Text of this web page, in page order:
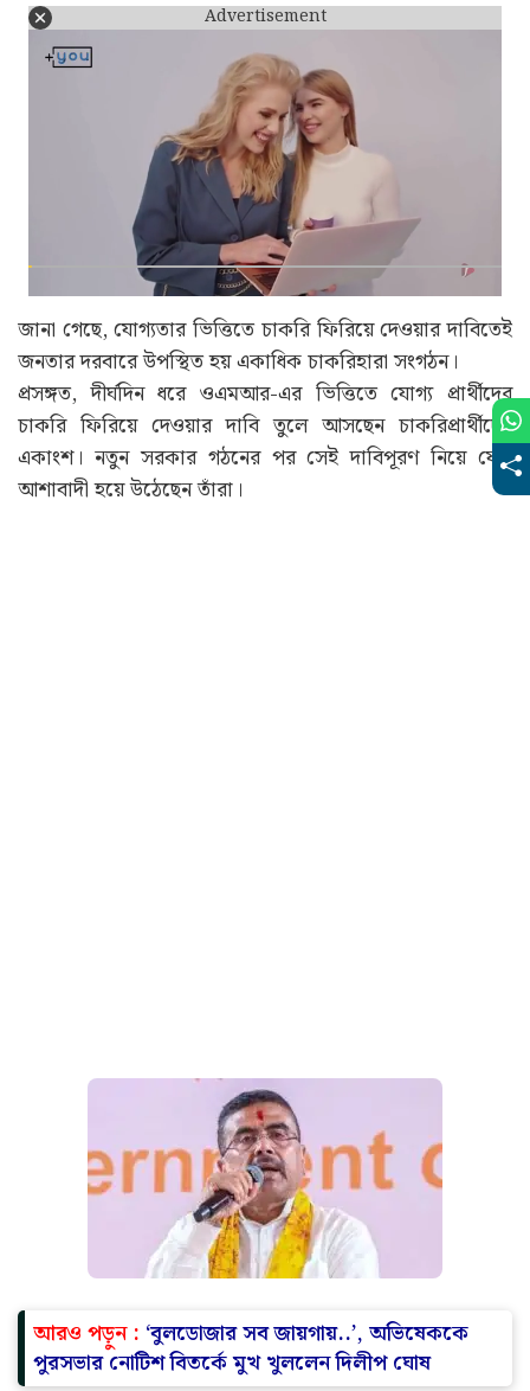
Advertisement
জানা গেছে, যোগ্যতার ভিত্তিতে চাকরি ফিরিয়ে দেওয়ার দাবিতেই
জনতার দরবারে উপস্থিত হয় একাধিক চাকরিহারা সংগঠন।
প্রসঙ্গত, দীর্ঘদিন ধরে ওএমআর-এর ভিত্তিতে যোগ্য প্রার্থীদের
চাকরি ফিরিয়ে দেওয়ার দাবি তুলে আসছেন চাকরিপ্রার্থীদের
একাংশ। নতুন সরকার গঠনের পর সেই দাবিপূরণ নিয়ে ফের
আশাবাদী হয়ে উঠেছেন তাঁরা।
আরও পড়ুন : ‘বুলডোজার সব জায়গায়..’, অভিষেককে
পুরসভার নোটিশ বিতর্কে মুখ খুললেন দিলীপ ঘোষ